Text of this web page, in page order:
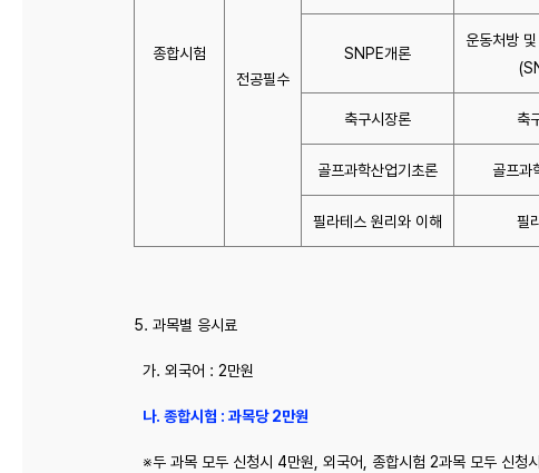
종합시험
전공필수
SNPE개론
운동처방
축구시장론 축
골프과학산업기초론 골프과
필라테스 원리와 이해 필
5. 과목별 응시료
가. 외국어 : 2만원
나. 종합시험 : 과목당 2만원
※두 과목 모두 신청시 4만원, 외국어, 종합시험 2과목 모두 신청